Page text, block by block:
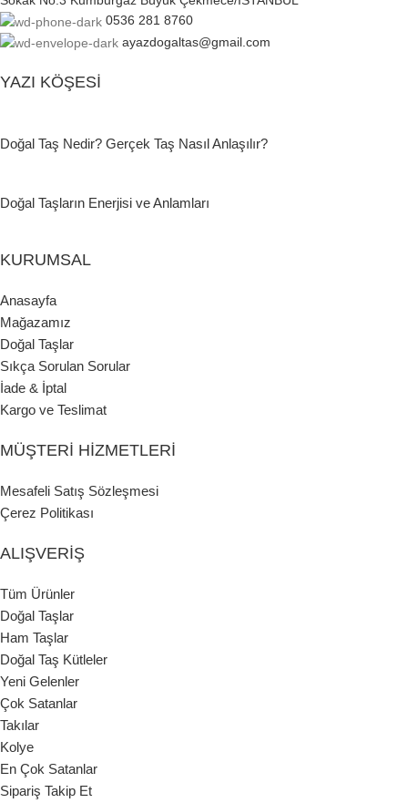
0536 281 8760
ayazdogaltas@gmail.com
YAZI KÖŞESI
Doğal Taş Nedir? Gerçek Taş Nasıl Anlaşılır?
Doğal Taşların Enerjisi ve Anlamları
KURUMSAL
Anasayfa
Mağazamız
Doğal Taşlar
Sıkça Sorulan Sorular
İade & İptal
Kargo ve Teslimat
MÜŞTERI HIZMETLERI
Mesafeli Satış Sözleşmesi
Çerez Politikası
ALIŞVERIŞ
Tüm Ürünler
Doğal Taşlar
Ham Taşlar
Doğal Taş Kütleler
Yeni Gelenler
Çok Satanlar
Takılar
Kolye
En Çok Satanlar
Sipariş Takip Et